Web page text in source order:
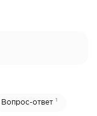
Вопрос-ответ 1